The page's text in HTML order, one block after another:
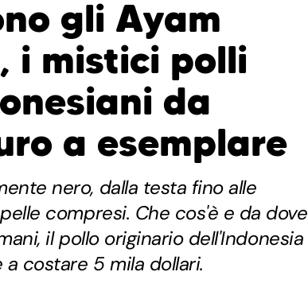
gli Ayam
i mistici polli
da
a esemplare
nero, dalla testa fino alle
compresi. Che cos'è e da dove
il pollo originario dell'Indonesia
costare 5 mila dollari.